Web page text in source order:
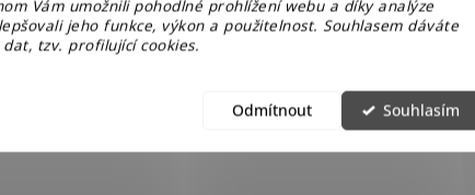
Vám umožnili pohodlné prohlížení webu a díky analýze
jeho funkce, výkon a použitelnost. Souhlasem dáváte
tzv. profilující cookies.
Odmítnout Souhlasím
(148 x 140 mm) a vratnou trysku (60 mm)
3
montážního návodu. Díky kvalitním
umožní více času strávit relaxací a zábavou s